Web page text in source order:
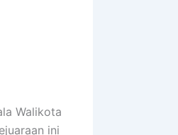
Walikota
ini